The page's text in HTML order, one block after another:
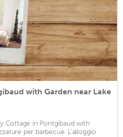
with Garden near Lake
Cottage in Pontgibaud with
per barbecue. L'alloggio